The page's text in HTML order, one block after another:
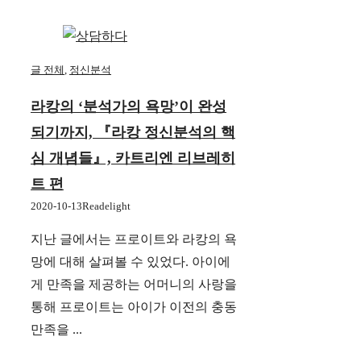
글 전체 정신분석
라캉의 ‘분석가의 욕망’이 완성
되기까지, 『라캉 정신분석의 핵
심 개념들』, 카트리엔 리브레히
트 편
2020-10-13Readelight
지난 글에서는 프로이트와 라캉의 욕
망에 대해 살펴볼 수 있었다. 아이에
게 만족을 제공하는 어머니의 사랑을
통해 프로이트는 아이가 이전의 충동
만족을 ...